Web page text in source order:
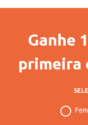
Ganhe
primeira